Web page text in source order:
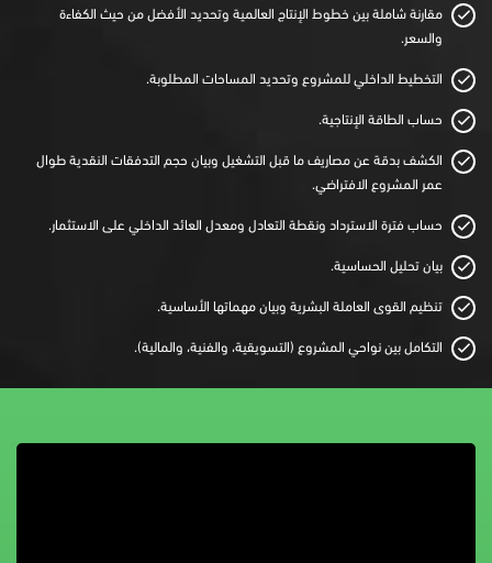
مقارنة شاملة بين خطوط الإنتاج العالمية وتحديد الأفضل من حيث الكفاءة
والسعر.
التخطيط الداخلي للمشروع وتحديد المساحات المطلوبة.
حساب الطاقة الإنتاجية.
الكشف بدقة عن مصاريف ما قبل التشغيل وبيان حجم التدفقات النقدية طوال
عمر المشروع الافتراضي.
حساب فترة الاسترداد ونقطة التعادل ومعدل العائد الداخلي على الاستثمار.
بيان تحليل الحساسية.
تنظيم القوى العاملة البشرية وبيان مهماتها الأساسية.
التكامل بين نواحي المشروع (التسويقية، والفنية، والمالية).